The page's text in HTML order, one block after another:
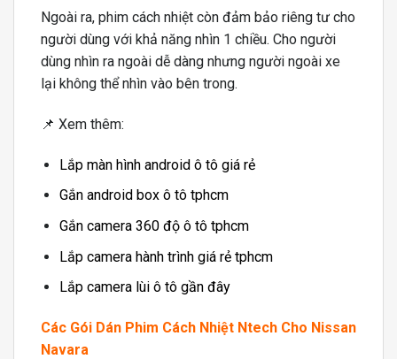
Ngoài ra, phim cách nhiệt còn đảm bảo riêng tư cho
người dùng với khả năng nhìn 1 chiều. Cho người
dùng nhìn ra ngoài dễ dàng nhưng người ngoài xe
lại không thể nhìn vào bên trong.
📌 Xem thêm:
Lắp màn hình android ô tô giá rẻ
Gắn android box ô tô tphcm
Gắn camera 360 độ ô tô tphcm
Lắp camera hành trình giá rẻ tphcm
Lắp camera lùi ô tô gần đây
Các Gói Dán Phim Cách Nhiệt Ntech Cho Nissan
Navara